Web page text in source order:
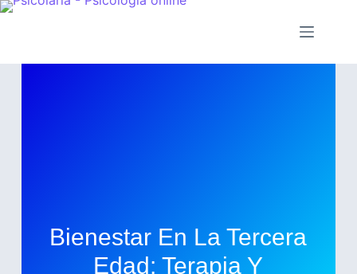
Bienestar En La Tercera
Edad: Terapia Y